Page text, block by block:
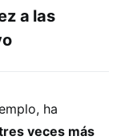
a las
ha
veces más